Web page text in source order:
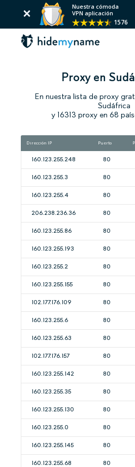
Nuestra cómoda
VPN aplicación
1576
Proxy en
En nuestra lista de proxy
Sudáfrica
y 16313 proxy en 68
Dirección IP Puerto
160.123.255.248 80
160.123.255.3 80
160.123.255.4 80
206.238.236.36 80
160.123.255.86 80
160.123.255.193 80
160.123.255.2 80
160.123.255.155 80
102.177.176.109 80
160.123.255.6 80
160.123.255.63 80
102.177.176.157 80
160.123.255.142 80
160.123.255.35 80
160.123.255.130 80
160.123.255.0 80
160.123.255.145 80
160.123.255.68 80